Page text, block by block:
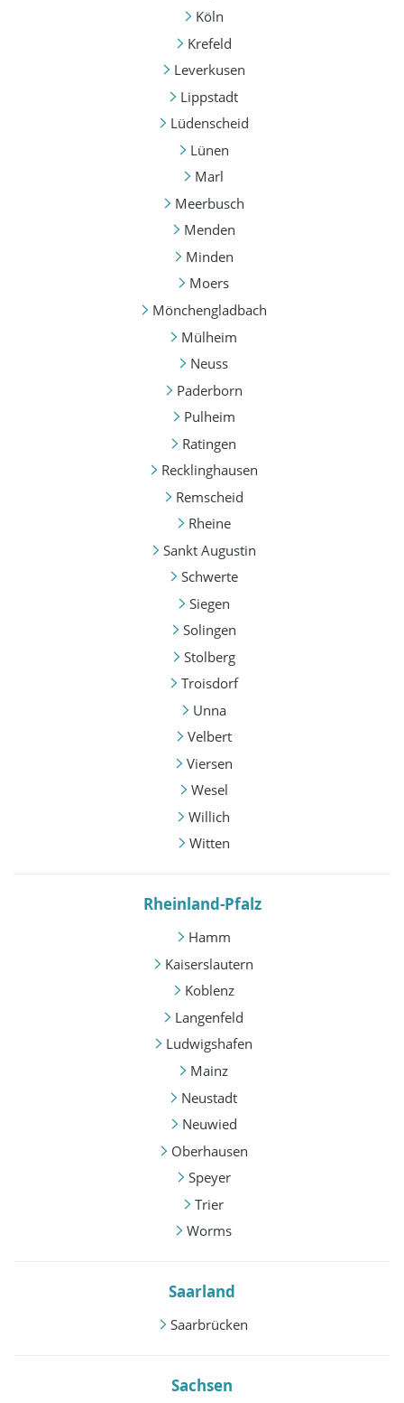
Köln
Krefeld
Leverkusen
Lippstadt
Lüdenscheid
Lünen
Marl
Meerbusch
Menden
Minden
Moers
Mönchengladbach
Mülheim
Neuss
Paderborn
Pulheim
Ratingen
Recklinghausen
Remscheid
Rheine
Sankt Augustin
Schwerte
Siegen
Solingen
Stolberg
Troisdorf
Unna
Velbert
Viersen
Wesel
Willich
Witten
Rheinland-Pfalz
Hamm
Kaiserslautern
Koblenz
Langenfeld
Ludwigshafen
Mainz
Neustadt
Neuwied
Oberhausen
Speyer
Trier
Worms
Saarland
Saarbrücken
Sachsen